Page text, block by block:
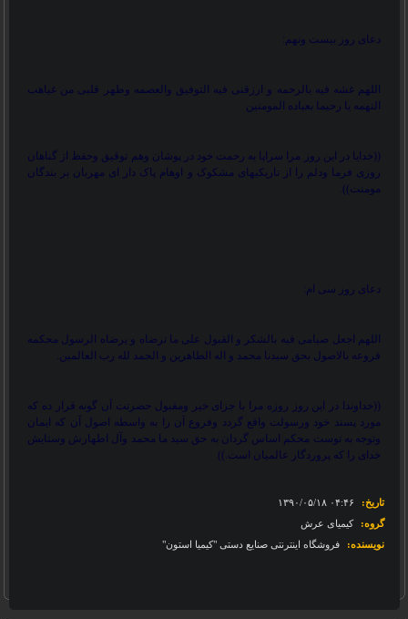
دعای روز بیست ونهم:
اللهم غشه فیه بالرحمه و ارزقنی فیه التوفیق والعصمه وطهر قلبی من غیاهب
التهمه یا رحیما بعباده المومنین
)) خدایا در این روز مرا سراپا به رحمت خود در پوشان وهم توقیق وحفظ از گناهان
روزی فرما ودلم را از تاریکیهای مشکوک و
اوهام پاک دار ای مهربان بر بندگان
مومنت
دعای روز سی ام
اللهم اجعل صیامی فیه بالشکر و القبول علی ما ترضاه و یرضاه الرسول محکمه
فروعه بالاصول بحق سیدنا محمد و اله الطاهرین و الحمد لله رب العالمین.
)) خداوندا در این روز روزه مرا با جزای خیر ومقبول حضرتت آن گونه قرار ده که
مورد پسند خود ورسولت واقع گردد وفروع آن را به واسطه اصول آن که ایمان
وتوجه به توست محکم اساس گردان به حق سید ما محمد وآل اطهارش وستایش
خدای را که پروردگار عالمیان است.
تاریخ:
گروه:
کیمیای عرش
نویسنده:
فروشگاه اینترنتی صنایع دستی "کیمیا استون"